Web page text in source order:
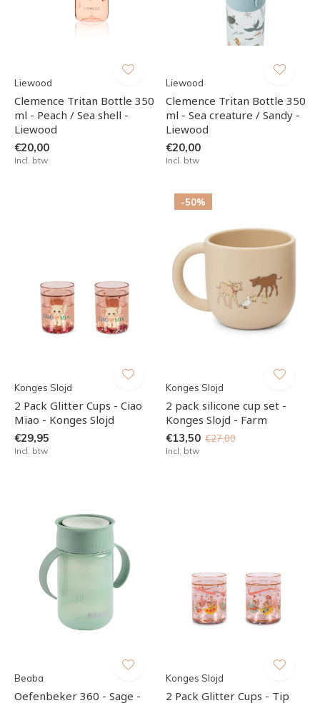
Liewood
Clemence Tritan Bottle 350
ml - Peach / Sea shell -
Liewood
€20,00
Incl. btw
Liewood
Clemence Tritan Bottle 350
ml - Sea creature / Sandy -
Liewood
€20,00
Incl. btw
Konges Slojd
2 Pack Glitter Cups - Ciao
Miao - Konges Slojd
€29,95
Incl. btw
-50%
Konges Slojd
2 pack silicone cup set -
Konges Slojd - Farm
€13,50 €27,00
Incl. btw
Beaba
Oefenbeker 360 - Sage -
Konges Slojd
2 Pack Glitter Cups - Tip